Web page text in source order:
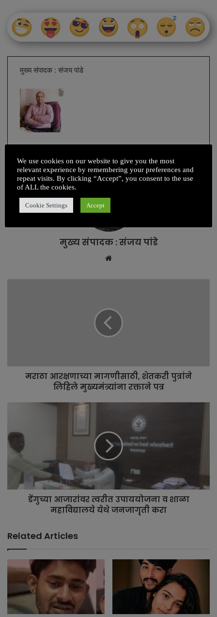
मुख्य संपादक : संजय पांडे
मुख्य संपादक : संजय पांडे
b
t
मराठा आरक्षणाच्या मागणीसाठी, शेतकरी पुत्रांने
लिहिले मुख्यमंत्र्यांना रक्ताने पत्र
डेंगुच्या आजारांवर त्वरीत उपाययोजना व शाळा
महाविद्यालये येथे जनजागृती करा
Related Articles
We use cookies on our website to give you the most
relevant experience by remembering your preferences and
repeat visits. By clicking “Accept”, you consent to the use
of ALL the cookies.
Cookie Settings Accept